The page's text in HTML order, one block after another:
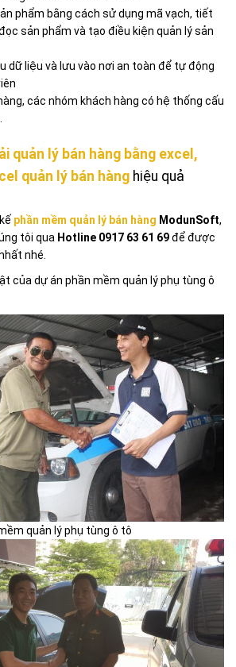
phẩm bằng cách sử dụng mã vạch, tiết
sản phẩm và tạo điều kiện quản lý sản
dữ liệu và lưu vào nơi an toàn để tự động
các nhóm khách hàng có hệ thống cấu
quản lý bán hàng bằng excel,
quản lý bán hàng hiệu quả
phần mềm quản lý bán hàng ModunSoft,
tôi qua Hotline 0917 63 61 69để được
nhé.
của dự án phần mềm quản lý phụ tùng ô
quản lý phụ tùng ô tô